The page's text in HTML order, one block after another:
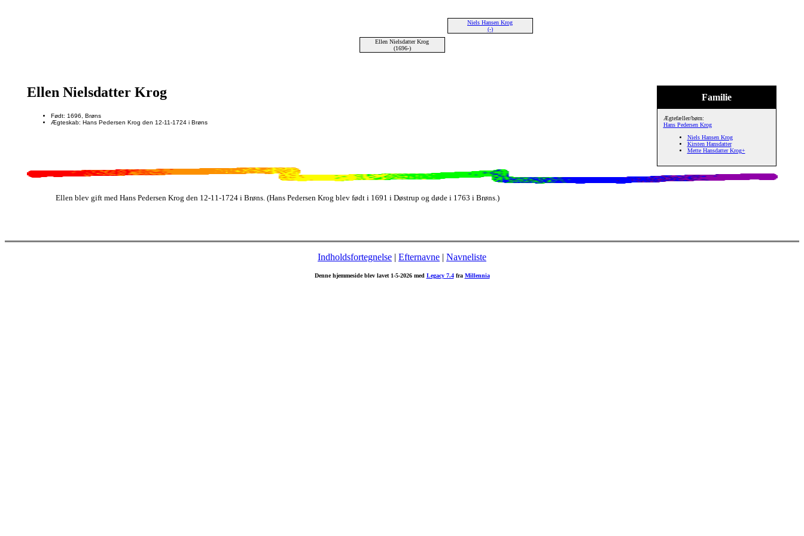
Niels Hansen Krog
(-)
Ellen Nielsdatter Krog
(1696-)
Familie
Ægtefæller/børn:
Hans Pedersen Krog
Niels Hansen Krog
Kirsten Hansdatter
Mette Hansdatter Krog+
Ellen Nielsdatter Krog
Født: 1696, Brøns
Ægteskab: Hans Pedersen Krog den 12-11-1724 i Brøns
Ellen blev gift med Hans Pedersen Krog den 12-11-1724 i Brøns. (Hans Pedersen Krog blev født i 1691 i Døstrup og døde i 1763 i Brøns.)
Indholdsfortegnelse | Efternavne | Navneliste
Denne hjemmeside blev lavet 1-5-2026 med Legacy 7.4fra Millennia